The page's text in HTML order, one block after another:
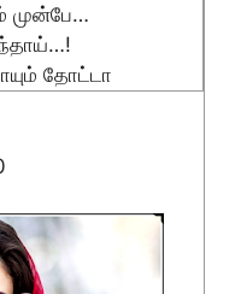
முன்பே…
தோட்டா